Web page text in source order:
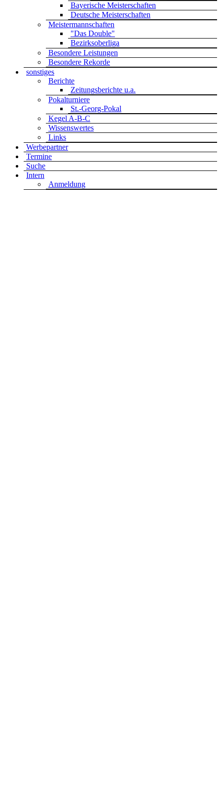
Bayerische Meisterschaften
Deutsche Meisterschaften
Meistermannschaften
"Das Double"
Bezirksoberliga
Besondere Leistungen
Besondere Rekorde
sonstiges
Berichte
Zeitungsberichte u.a.
Pokalturniere
St.-Georg-Pokal
Kegel A-B-C
Wissenswertes
Links
Werbepartner
Termine
Suche
Intern
Anmeldung